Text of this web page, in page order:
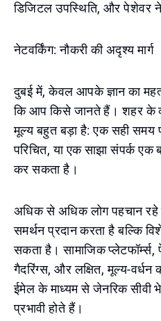
डिजिटल उपस्थिति, और पेशेवर
नेटवर्किंग: नौकरी की अदृश्य मार्ग
दुबई में, केवल आपके ज्ञान का
कि आप किसे जानते हैं। शहर के
मूल्य बहुत बड़ा है: एक सही समय
परिचित, या एक साझा संपर्क एक
कर सकता है।
अधिक से अधिक लोग पहचान
समर्थन प्रदान करता है बल्कि
सकता है। सामाजिक
गैदरिंग्स, और लक्षित, मूल्य-
ईमेल के माध्यम से जेनरिक
प्रभावी होते हैं।